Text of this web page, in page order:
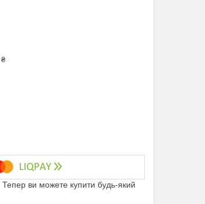
Тепер ви можете купити будь-який